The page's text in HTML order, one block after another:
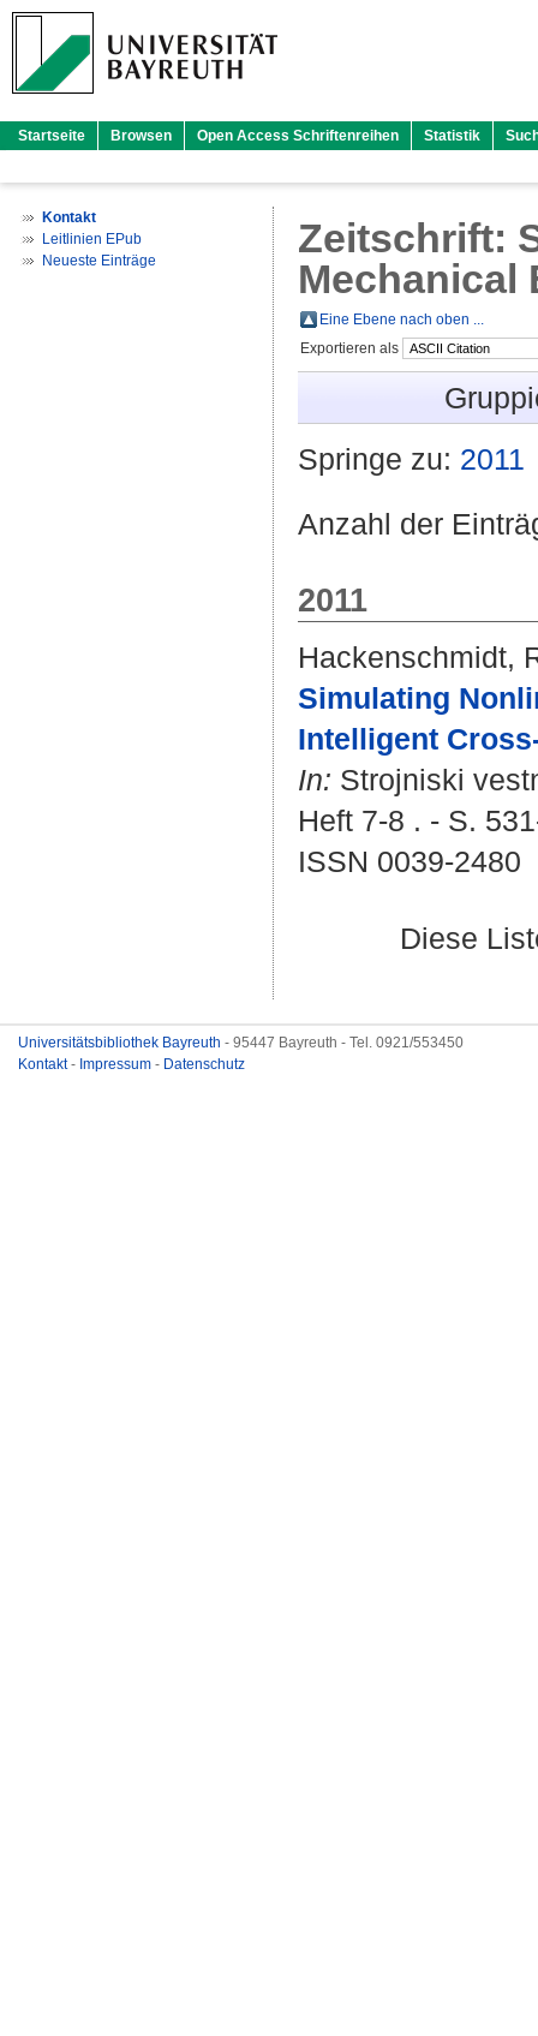
Startseite Browsen Open Access Schriftenreihen Statistik
Kontakt
Leitlinien EPub
Neueste Einträge
Zeitschrift:
Mechanical
Eine Ebene nach oben ...
Exportieren als
Springe zu: 2011
Anzahl der
2011
Hackenschmidt,
Simulating
Intelligent
In: Strojniski
Heft 7-8 . - S.
ISSN 0039-2480
Diese
Universitätsbibliothek Bayreuth - 95447 Bayreuth - Tel. 0921/553450
Kontakt- Impressum - Datenschutz